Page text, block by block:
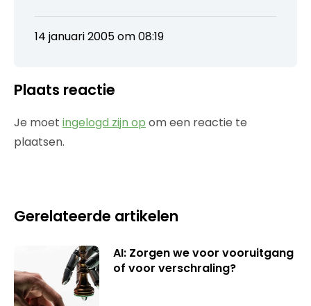
14 januari 2005 om 08:19
Plaats reactie
Je moet ingelogd zijn op om een reactie te
plaatsen.
Gerelateerde artikelen
AI: Zorgen we voor vooruitgang
of voor verschraling?